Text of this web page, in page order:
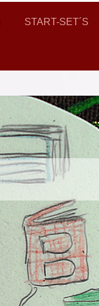
START-SET´S